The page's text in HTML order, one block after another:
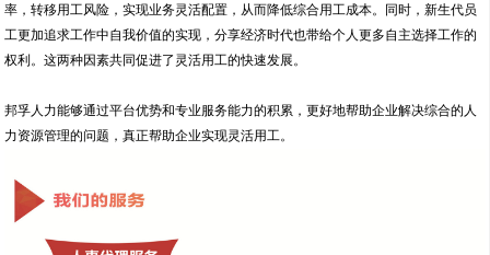
率，转移用工风险，实现业务灵活配置，从而降低综合用工成本。同时，新生代员
工更加追求工作中自我价值的实现，分享经济时代也带给个人更多自主选择工作的
权利。这两种因素共同促进了灵活用工的快速发展。
邦孚人力能够通过平台优势和专业服务能力的积累，更好地帮助企业解决综合的人
力资源管理的问题，真正帮助企业实现灵活用工。